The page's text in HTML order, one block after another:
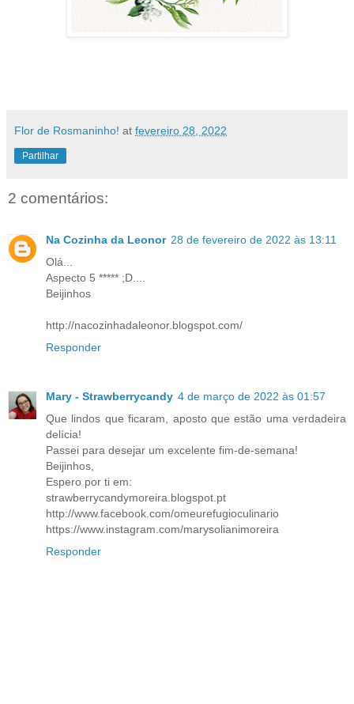
Flor de Rosmaninho! at fevereiro 28, 2022
Partilhar
2 comentários:
Na Cozinha da Leonor 28 de fevereiro de 2022 às 13:11
Olá...
Aspecto 5 ***** ;D....
Beijinhos
http://nacozinhadaleonor.blogspot.com/
Responder
Mary - Strawberrycandy 4 de março de 2022 às 01:57
Que lindos que ficaram, aposto que estão uma verdadeira
delícia!
Passei para desejar um excelente fim-de-semana!
Beijinhos,
Espero por ti em:
strawberrycandymoreira.blogspot.pt
http://www.facebook.com/omeurefugioculinario
https://www.instagram.com/marysolianimoreira
Responder